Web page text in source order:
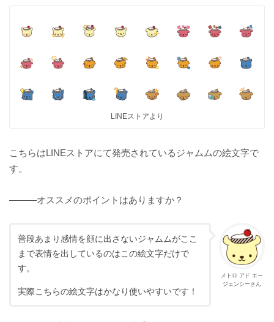
LINEストアより
こちらはLINEストアにて発売されているジャムムの絵文字で
す。
———オススメのポイントはありますか？
メトロ アド エー
ジェンシーさん
普段あまり感情を顔に出さないジャムムがここ
まで表情を出しているのはこの絵文字だけで
す。
実際こちらの絵文字はかなり使いやすいです！